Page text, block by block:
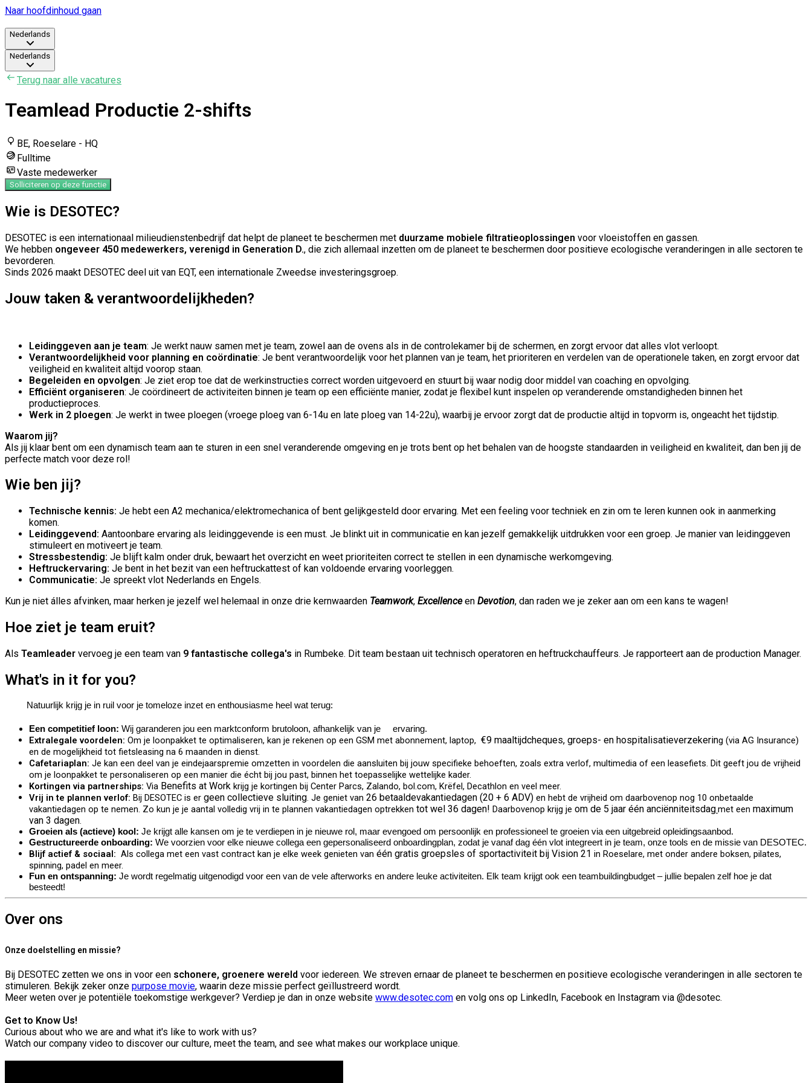
Naar hoofdinhoud gaan
Nederlands
Nederlands
Terug naar alle vacatures
Teamlead Productie 2-shifts
BE, Roeselare - HQ
Fulltime
Vaste medewerker
Solliciteren op deze functie
Wie is DESOTEC?
DESOTEC is een internationaal milieudienstenbedrijf dat helpt de planeet te beschermen met duurzame mobiele filtratieoplossingen voor vloeistoffen en gassen.
We hebben ongeveer 450 medewerkers, verenigd in Generation D., die zich allemaal inzetten om de planeet te beschermen door positieve ecologische veranderingen in alle sectoren te
bevorderen.
Sinds 2026 maakt DESOTEC deel uit van EQT, een internationale Zweedse investeringsgroep.
Jouw taken & verantwoordelijkheden?
Leidinggeven aan je team: Je werkt nauw samen met je team, zowel aan de ovens als in de controlekamer bij de schermen, en zorgt ervoor dat alles vlot verloopt.
Verantwoordelijkheid voor planning en coördinatie: Je bent verantwoordelijk voor het plannen van je team, het prioriteren en verdelen van de operationele taken, en zorgt ervoor dat
veiligheid en kwaliteit altijd voorop staan.
Begeleiden en opvolgen: Je ziet erop toe dat de werkinstructies correct worden uitgevoerd en stuurt bij waar nodig door middel van coaching en opvolging.
Efficiënt organiseren: Je coördineert de activiteiten binnen je team op een efficiënte manier, zodat je flexibel kunt inspelen op veranderende omstandigheden binnen het
productieproces.
Werk in 2 ploegen: Je werkt in twee ploegen (vroege ploeg van 6-14u en late ploeg van 14-22u), waarbij je ervoor zorgt dat de productie altijd in topvorm is, ongeacht het tijdstip.
Waarom jij?
Als jij klaar bent om een dynamisch team aan te sturen in een snel veranderende omgeving en je trots bent op het behalen van de hoogste standaarden in veiligheid en kwaliteit, dan ben jij de
perfecte match voor deze rol!
Wie ben jij?
Technische kennis: Je hebt een A2 mechanica/elektromechanica of bent gelijkgesteld door ervaring. Met een feeling voor techniek en zin om te leren kunnen ook in aanmerking
komen.
Leidinggevend: Aantoonbare ervaring als leidinggevende is een must. Je blinkt uit in communicatie en kan jezelf gemakkelijk uitdrukken voor een groep. Je manier van leidinggeven
stimuleert en motiveert je team.
Stressbestendig: Je blijft kalm onder druk, bewaart het overzicht en weet prioriteiten correct te stellen in een dynamische werkomgeving.
Heftruckervaring: Je bent in het bezit van een heftruckattest of kan voldoende ervaring voorleggen.
Communicatie: Je spreekt vlot Nederlands en Engels.
Kun je niet álles afvinken, maar herken je jezelf wel helemaal in onze drie kernwaarden Teamwork, Excellenceen Devotion, dan raden we je zeker aan om een kans te wagen!
Hoe ziet je team eruit?
Als Teamleader vervoeg je een team van 9 fantastische collega's in Rumbeke. Dit team bestaan uit technisch operatoren en heftruckchauffeurs. Je rapporteert aan de production Manager.
What's in it for you?
Natuurlijk krijg je in ruil voor je tomeloze inzet en enthousiasme heel wat terug:
Een competitief loon: Wij garanderen jou een marktconform brutoloon, afhankelijk van je ervaring.
Extralegale voordelen: Om je loonpakket te optimaliseren, kan je rekenen op een GSM met abonnement, laptop, €9 maaltijdcheques, groeps- en hospitalisatieverzekering (via AG Insurance)
en de mogelijkheid tot fietsleasing na 6 maanden in dienst.
Cafetariaplan: Je kan een deel van je eindejaarspremie omzetten in voordelen die aansluiten bij jouw specifieke behoeften, zoals extra verlof, multimedia of een leasefiets. Dit geeft jou de vrijheid
om je loonpakket te personaliseren op een manier die écht bij jou past, binnen het toepasselijke wettelijke kader.
Kortingen via partnerships: Via Benefits at Work krijg je kortingen bij Center Parcs, Zalando, bol.com, Krëfel, Decathlon en veel meer.
Vrij in te plannen verlof: Bij DESOTEC is er geen collectieve sluiting. Je geniet van 26 betaaldevakantiedagen (20 + 6 ADV) en hebt de vrijheid om daarbovenop nog 10 onbetaalde
vakantiedagen op te nemen. Zo kun je je aantal volledig vrij in te plannen vakantiedagen optrekken tot wel 36 dagen! Daarbovenop krijg je om de 5 jaar één anciënniteitsdagmet een maximum
van 3 dagen.
Groeien als (actieve) kool: Je krijgt alle kansen om je te verdiepen in je nieuwe rol, maar evengoed om persoonlijk en professioneel te groeien via een uitgebreid opleidingsaanbod.
Gestructureerde onboarding: We voorzien voor elke nieuwe collega een gepersonaliseerd onboardingplan, zodat je vanaf dag één vlot integreert in je team, onze tools en de missie van DESOTEC.
Blijf actief & sociaal: Als collega met een vast contract kan je elke week genieten van één gratis groepsles of sportactiviteit bij Vision 21 in Roeselare, met onder andere boksen, pilates,
spinning, padel en meer.
Fun en ontspanning: Je wordt regelmatig uitgenodigd voor een van de vele afterworks en andere leuke activiteiten. Elk team krijgt ook een teambuildingbudget – jullie bepalen zelf hoe je dat
besteedt!
Over ons
Onze doelstelling en missie?
Bij DESOTEC zetten we ons in voor een schonere, groenere wereld voor iedereen. We streven ernaar de planeet te beschermen en positieve ecologische veranderingen in alle sectoren te
stimuleren. Bekijk zeker onze purpose movie, waarin deze missie perfect geïllustreerd wordt.
Meer weten over je potentiële toekomstige werkgever? Verdiep je dan in onze website www.desotec.com en volg ons op LinkedIn, Facebook en Instagram via @desotec.
Get to Know Us!
Curious about who we are and what it's like to work with us?
Watch our company video to discover our culture, meet the team, and see what makes our workplace unique.